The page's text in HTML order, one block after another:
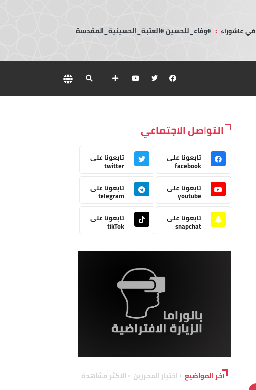
في عاشوراء : #وفاء_للحسين #العتبة_الحسينية_المقدسة
التواصل الاجتماعي
تابعونا على
facebook
تابعونا على
twitter
تابعونا على
youtube
تابعونا على
telegram
تابعونا على
snapchat
تابعونا على
tikTok
آخر المواضيع اختيار المحررين الاكثر مشاهدة